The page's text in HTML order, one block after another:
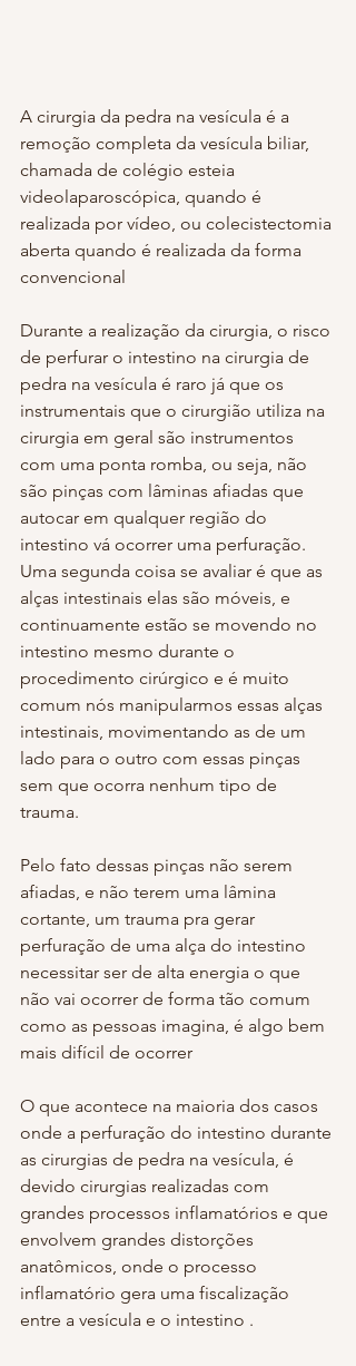
A cirurgia da pedra na vesícula é a
remoção completa da vesícula biliar,
chamada de colégio esteia
videolaparoscópica, quando é
realizada por vídeo, ou colecistectomia
aberta quando é realizada da forma
convencional
Durante a realização da cirurgia, o risco
de perfurar o intestino na cirurgia de
pedra na vesícula é raro já que os
instrumentais que o cirurgião utiliza na
cirurgia em geral são instrumentos
com uma ponta romba, ou seja, não
são pinças com lâminas afiadas que
autocar em qualquer região do
intestino vá ocorrer uma perfuração.
Uma segunda coisa se avaliar é que as
alças intestinais elas são móveis, e
continuamente estão se movendo no
intestino mesmo durante o
procedimento cirúrgico e é muito
comum nós manipularmos essas alças
intestinais, movimentando as de um
lado para o outro com essas pinças
sem que ocorra nenhum tipo de
trauma.
Pelo fato dessas pinças não serem
afiadas, e não terem uma lâmina
cortante, um trauma pra gerar
perfuração de uma alça do intestino
necessitar ser de alta energia o que
não vai ocorrer de forma tão comum
como as pessoas imagina, é algo bem
mais difícil de ocorrer
O que acontece na maioria dos casos
onde a perfuração do intestino durante
as cirurgias de pedra na vesícula, é
devido cirurgias realizadas com
grandes processos inflamatórios e que
envolvem grandes distorções
anatômicos, onde o processo
inflamatório gera uma fiscalização
entre a vesícula e o intestino .